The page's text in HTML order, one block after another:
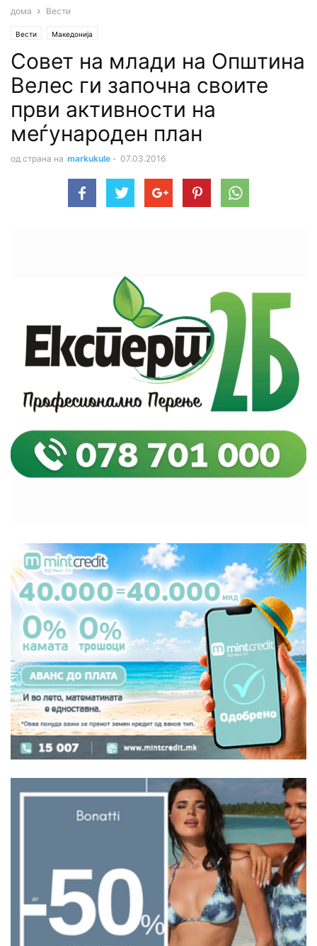
дома Вести
Вести Македонија
Совет на млади на Општина
Велес ги започна своите
први активности на
меѓународен план
од страна на markukule - 07.03.2016